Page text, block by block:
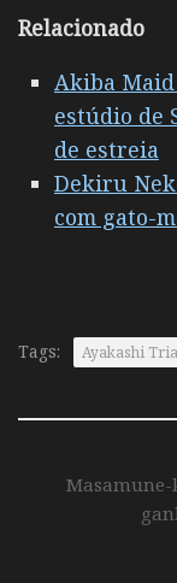
Relacionado
Akiba
estúdio de
de estreia
Dekiru
com gato-
Tags: Ayakashi
Masamune-